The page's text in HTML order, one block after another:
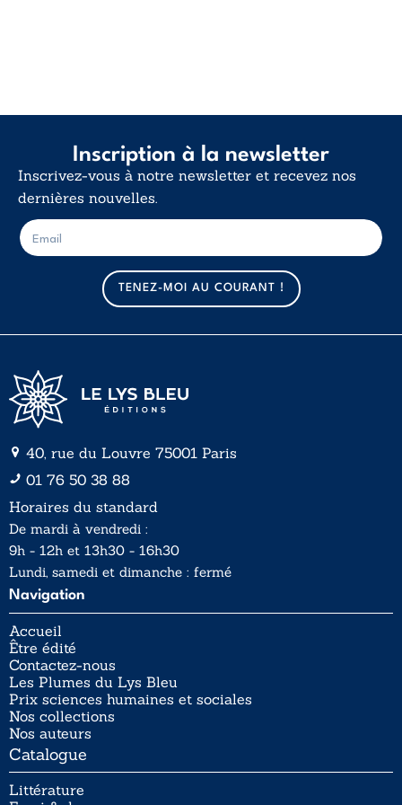
Inscription à la newsletter
Inscrivez-vous à notre newsletter et recevez nos
dernières nouvelles.
m
a
i
l
E
-
m
TENEZ-MOI AU COURANT !
40, rue du Louvre 75001 Paris
01 76 50 38 88
Horaires du standard
De mardi à vendredi :
9h - 12h et 13h30 - 16h30
Lundi, samedi et dimanche : fermé
Navigation
Accueil
Être édité
Contactez-nous
Les Plumes du Lys Bleu
Prix sciences humaines et sociales
Nos collections
Nos auteurs
Catalogue
Littérature